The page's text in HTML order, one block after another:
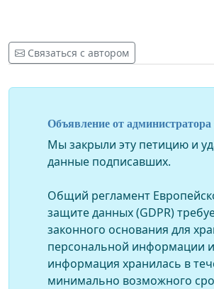
Связаться с автором
Объявление от администратора
Мы закрыли эту петицию и
данные подписавших.
Общий регламент
защите данных (GDPR)
законного основания для
персональной информации
информация хранилась в
минимально возможного